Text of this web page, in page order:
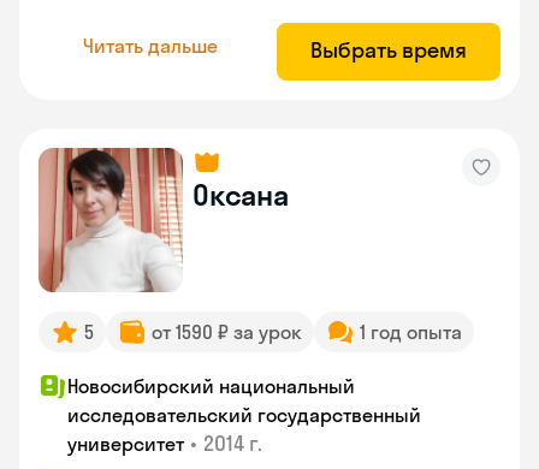
Читать дальше Выбрать время
Оксана
5 от 1590 ₽ за урок 1 год опыта
Новосибирский национальный
исследовательский государственный
университет • 2014 г.